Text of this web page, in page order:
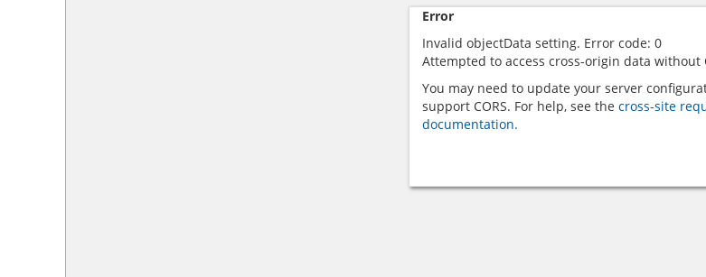
Error
Invalid objectData setting. Error code: 0
Attempted to access cross-origin data without
You may need to update your server
support CORS. For help, see the cross-site
documentation.